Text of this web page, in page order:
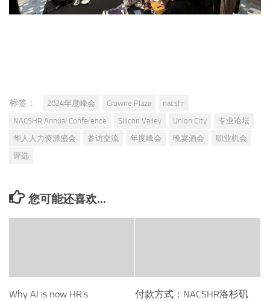
标签： 2024年度峰会 Crowne Plaza
nacshr
NACSHR Annual Conference
Silicon Valley Union City
专业论坛
华人人力资源盛会
参访交流 年度峰会 晚宴酒会
职业机会
评选
您可能还喜欢...
Why AI is now HR’s
付款方式：NACSHR洛杉矶